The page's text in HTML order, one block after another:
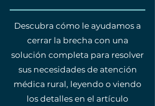
Descubra cómo le ayudamos a
cerrar la brecha con una
solución completa para resolver
sus necesidades de atención
médica rural, leyendo o viendo
los detalles en el artículo